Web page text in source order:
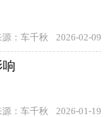
源：车千秋 2026-02-09
源：车千秋 2026-01-19